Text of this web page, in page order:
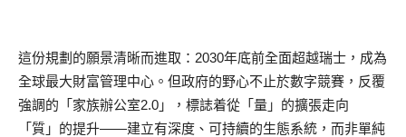
這份規劃的願景清晰而進取：2030年底前全面超越瑞士，成為
全球最大財富管理中心。但政府的野心不止於數字競賽，反覆
強調的「家族辦公室2.0」，標誌着從「量」的擴張走向
「質」的提升——建立有深度、可持續的生態系統，而非單純